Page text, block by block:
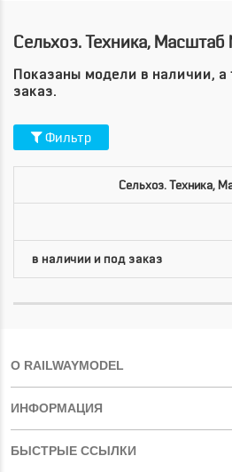
Сельхоз. Техника, Масштаб
Показаны модели в наличии,
заказ.
Фильтр
Сельхоз. Техника,
О RAILWAYMODEL
ИНФОРМАЦИЯ
БЫСТРЫЕ ССЫЛКИ